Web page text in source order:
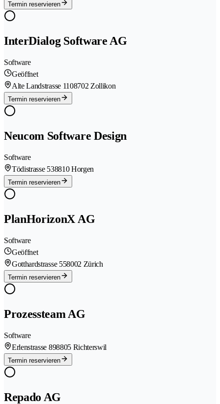
Termin reservieren
InterDialog Software AG
Software
Geöffnet
Alte Landstrasse 1108702 Zollikon
Termin reservieren
Neucom Software Design
Software
Tödistrasse 538810 Horgen
Termin reservieren
PlanHorizonX AG
Software
Geöffnet
Gotthardstrasse 558002 Zürich
Termin reservieren
Prozessteam AG
Software
Erlenstrasse 898805 Richterswil
Termin reservieren
Repado AG